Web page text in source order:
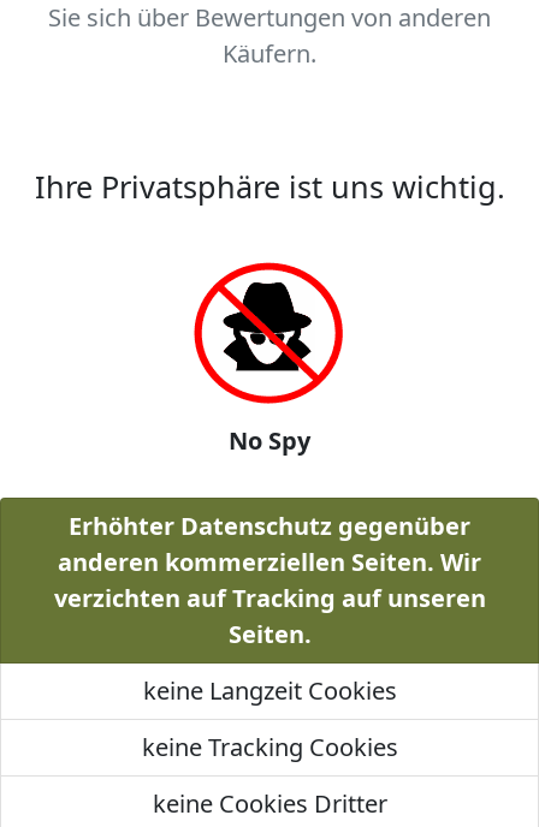
Sie sich über Bewertungen von anderen
Käufern.
Ihre Privatsphäre ist uns wichtig.
No Spy
Erhöhter Datenschutz gegenüber
anderen kommerziellen Seiten. Wir
verzichten auf Tracking auf unseren
Seiten.
keine Langzeit Cookies
keine Tracking Cookies
keine Cookies Dritter